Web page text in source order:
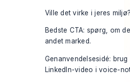
Ville det virke i jeres
Bedste CTA: spørg, om
andet marked.
Genanvendelsesidé:
LinkedIn-video i voice-